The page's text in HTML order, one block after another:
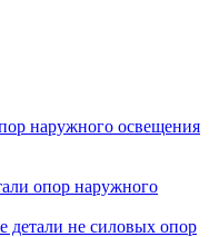
наружного освещения
опор наружного
не силовых опор